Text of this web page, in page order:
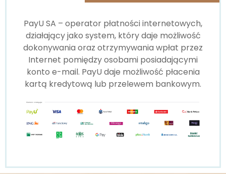
PayU SA – operator płatności internetowych,
działający jako system, który daje możliwość
dokonywania oraz otrzymywania wpłat przez
Internet pomiędzy osobami posiadającymi
konto e-mail. PayU daje możliwość płacenia
kartą kredytową lub przelewem bankowym.